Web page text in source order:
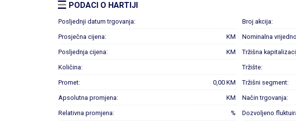
PODACI O HARTIJI
Posljednji datum trgovanja:
Prosječna cijena: KM
Posljednja cijena: KM
Količina:
Promet: 0,00 KM
Apsolutna promjena: KM
Relativna promjena: %
Broj akcija:
Nominalna
Tržišna
Tržište:
Tržišni segment:
Način trgovanja:
Dozvoljeno